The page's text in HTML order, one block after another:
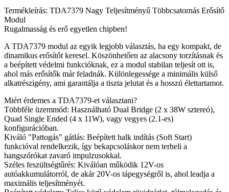
Termékleírás: TDA7379 Nagy Teljesítményű Többcsatornás Erősítő
Modul
Rugalmasság és erő egyetlen chipben!
A TDA7379 modul az egyik legjobb választás, ha egy kompakt, de
dinamikus erősítőt keresel. Köszönhetően az alacsony torzításnak és
a beépített védelmi funkcióknak, ez a modul stabilan teljesít ott is,
ahol más erősítők már feladnák. Különlegessége a minimális külső
alkatrészigény, ami garantálja a tiszta jelutat és a hosszú élettartamot.
Miért érdemes a TDA7379-et választani?
Többféle üzemmód: Használható Dual Bridge (2 x 38W sztereó),
Quad Single Ended (4 x 11W), vagy vegyes (2.1-es)
konfigurációban.
Kiváló "Pattogás" gátlás: Beépített halk indítás (Soft Start)
funkcióval rendelkezik, így bekapcsoláskor nem terheli a
hangszórókat zavaró impulzusokkal.
Széles feszültségtűrés: Kiválóan működik 12V-os
autóakkumulátorról, de akár 20V-os tápegységről is, ahol leadja a
maximális teljesítményét.